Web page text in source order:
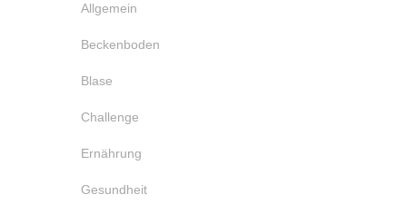
Allgemein
Beckenboden
Blase
Challenge
Ernährung
Gesundheit